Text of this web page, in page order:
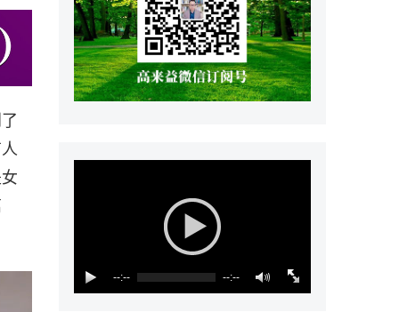
--:-- --:--